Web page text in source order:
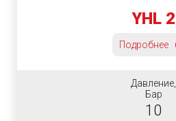
YHL 2
Подробнее
Давление,
Бар
10